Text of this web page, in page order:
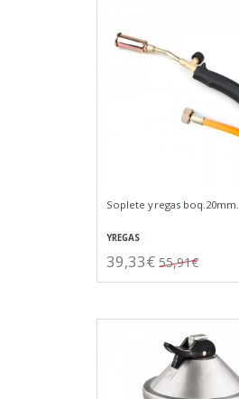
Soplete yregas boq.20mm.
YREGAS
39,33€ 55,91€